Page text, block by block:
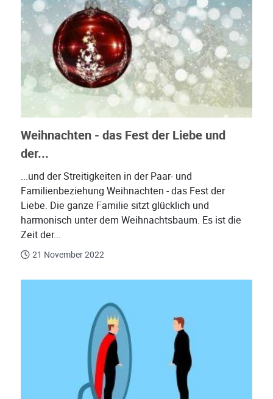
Weihnachten - das Fest der Liebe und
der...
...und der Streitigkeiten in der Paar- und
Familienbeziehung Weihnachten - das Fest der
Liebe. Die ganze Familie sitzt glücklich und
harmonisch unter dem Weihnachtsbaum. Es ist die
Zeit der...
21 November 2022